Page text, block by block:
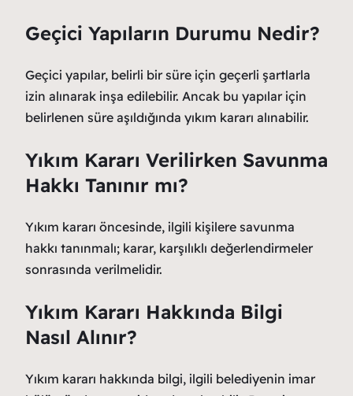
Geçici Yapıların Durumu Nedir?
Geçici yapılar, belirli bir süre için geçerli şartlarla
izin alınarak inşa edilebilir. Ancak bu yapılar için
belirlenen süre aşıldığında yıkım kararı alınabilir.
Yıkım Kararı Verilirken Savunma
Hakkı Tanınır mı?
Yıkım kararı öncesinde, ilgili kişilere savunma
hakkı tanınmalı; karar, karşılıklı değerlendirmeler
sonrasında verilmelidir.
Yıkım Kararı Hakkında Bilgi
Nasıl Alınır?
Yıkım kararı hakkında bilgi, ilgili belediyenin imar